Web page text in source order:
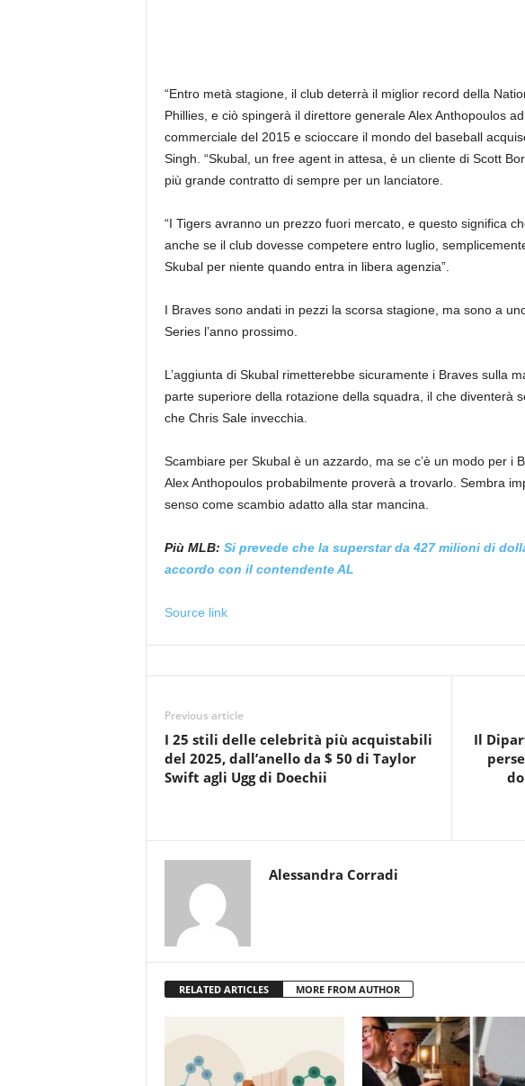
“Entro metà stagione, il club deterrà il miglior record della
Phillies, e ciò spingerà il direttore generale Alex Anthopoulos
commerciale del 2015 e scioccare il mondo del baseball
Singh. “Skubal, un free agent in attesa, è un cliente di Scott
più grande contratto di sempre per un lanciatore.
“I Tigers avranno un prezzo fuori mercato, e questo significa
anche se il club dovesse competere entro luglio,
Skubal per niente quando entra in libera agenzia”.
I Braves sono andati in pezzi la scorsa stagione, ma sono a
Series l’anno prossimo.
L’aggiunta di Skubal rimetterebbe sicuramente i Braves sulla
parte superiore della rotazione della squadra, il che diventerà
che Chris Sale invecchia.
Scambiare per Skubal è un azzardo, ma se c’è un modo per i
Alex Anthopoulos probabilmente proverà a trovarlo. Sembra
senso come scambio adatto alla star mancina.
Più MLB: Si prevede che la superstar da 427 milioni di
accordo con il contendente AL
Source link
Previous article
I 25 stili delle celebrità più acquistabili
del 2025, dall’anello da $ 50 di Taylor
Swift agli Ugg di Doechii
Il
Alessandra Corradi
RELATED ARTICLES MORE FROM AUTHOR